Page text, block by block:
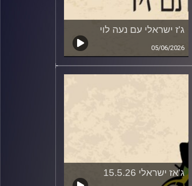
ג'ז ישראלי עם נעה לוי
05/06/2026
ג'אז ישראלי 15.5.26